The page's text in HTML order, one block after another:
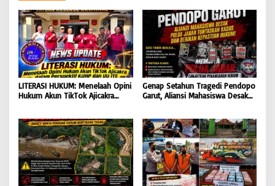
LITERASI HUKUM: Menelaah Opini
Hukum Akun TikTok Ajicakra
Genap Setahun Tragedi Pendopo
Garut, Aliansi Mahasiswa Desak